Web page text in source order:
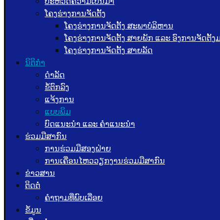
ໂຄງຮ່າງການຈັດຕັ້ງ
ໂຄງຮ່າງການຈັດຕັ້ງ ສະພາບໍລິຫານ
ໂຄງຮ່າງການຈັດຕັ້ງ ສາຍພັກ ແລະ ອົງການຈັດຕັ້
ໂຄງຮ່າງການຈັດຕັ້ງ ສາຍລັດ
ນິຕິກຳ
ດຳລັດ
ຂໍ້ຕົກລົງ
ແຈ້ງການ
ແບບພິມ
ບົດແນະນໍາ ແລະ ຄໍາແນະນໍາ
ຮ່ວມມືສາກົນ
ການຮ່ວມມືສອງຝ່າຍ
ການເຄື່ອນໄຫວວຽກງານຮ່ວມມືສາກົນ
ຂ່າວສານ
ຕິດຕໍ່
ຄຳຖາມທີ່ພົບເລື່ອຍ
ຂໍ້ມູນ